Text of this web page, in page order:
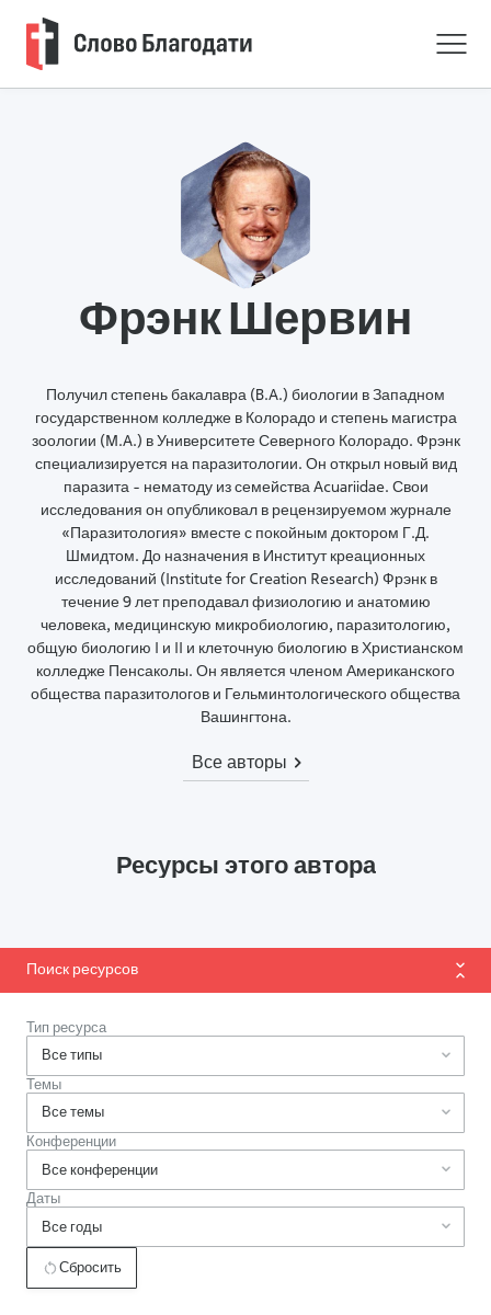
Фрэнк Шервин
Получил степень бакалавра (B.A.) биологии в Западном
государственном колледже в Колорадо и степень магистра
зоологии (M.A.) в Университете Северного Колорадо. Фрэнк
специализируется на паразитологии. Он открыл новый вид
паразита - нематоду из семейства Acuariidae. Свои
исследования он опубликовал в рецензируемом журнале
«Паразитология» вместе с покойным доктором Г.Д.
Шмидтом. До назначения в Институт креационных
исследований (Institute for Creation Research) Фрэнк в
течение 9 лет преподавал физиологию и анатомию
человека, медицинскую микробиологию, паразитологию,
общую биологию I и II и клеточную биологию в Христианском
колледже Пенсаколы. Он является членом Американского
общества паразитологов и Гельминтологического общества
Вашингтона.
Все авторы
Ресурсы этого автора
Поиск ресурсов
Тип ресурса
Темы
Конференции
Даты
Сбросить